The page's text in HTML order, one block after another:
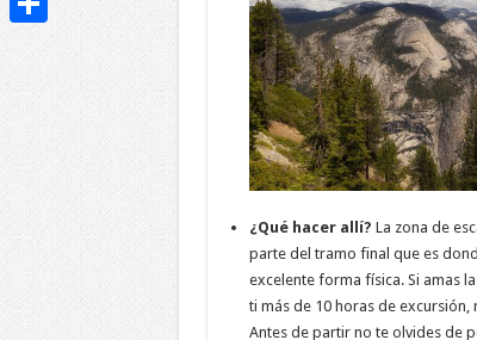
¿Qué hacer allí? La zona de
parte del tramo final que es
excelente forma física. Si amas
ti más de 10 horas de excursión,
Antes de partir no te olvides de
Compartir